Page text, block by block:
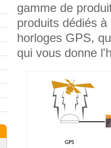
gamme de
produits dédiés
horloges GPS,
qui vous donne